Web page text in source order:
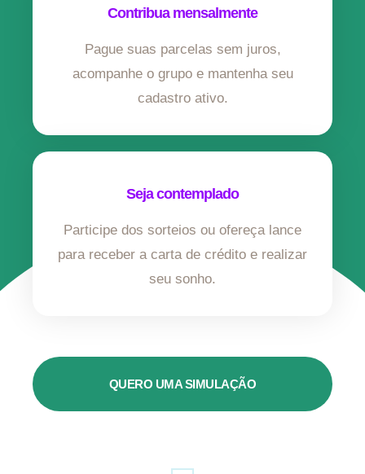
Contribua mensalmente
Pague suas parcelas sem juros,
acompanhe o grupo e mantenha seu
cadastro ativo.
Seja contemplado
Participe dos sorteios ou ofereça lance
para receber a carta de crédito e realizar
seu sonho.
QUERO UMA SIMULAÇÃO